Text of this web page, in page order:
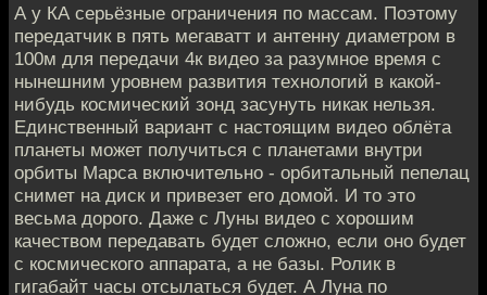
А у КА серьёзные ограничения по массам. Поэтому
передатчик в пять мегаватт и антенну диаметром в
100м для передачи 4к видео за разумное время с
нынешним уровнем развития технологий в какой-
нибудь космический зонд засунуть никак нельзя.
Единственный вариант с настоящим видео облёта
планеты может получиться с планетами внутри
орбиты Марса включительно - орбитальный пепелац
снимет на диск и привезет его домой. И то это
весьма дорого. Даже с Луны видео с хорошим
качеством передавать будет сложно, если оно будет
с космического аппарата, а не базы. Ролик в
гигабайт часы отсылаться будет. А Луна по